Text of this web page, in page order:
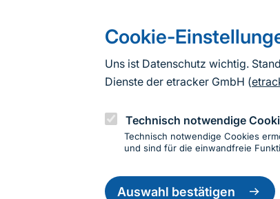
Cookie-
Uns ist Datenschutz wichtig.
Dienste der etracker GmbH (
Technisch notwendige
Technisch notwendige Cookies
und sind für die einwandfreie
Auswahl bestätigen